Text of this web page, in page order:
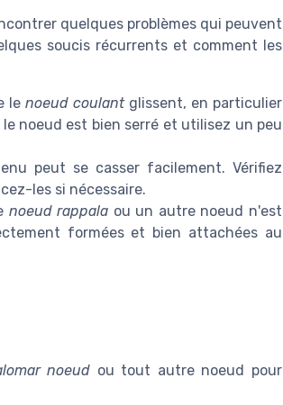
quelques problèmes qui peuvent
soucis récurrents et comment les
le noeud coulantglissent, en particulier
noeud est bien serré et utilisez un peu
peut se casser facilement. Vérifiez
les si nécessaire.
noeud rappala ou un autre noeud n'est
formées et bien attachées au
noeud ou tout autre noeud pour